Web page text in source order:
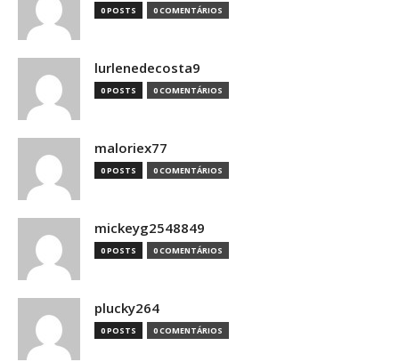
0 POSTS 0 COMENTÁRIOS
lurlenedecosta9
0 POSTS 0 COMENTÁRIOS
maloriex77
0 POSTS 0 COMENTÁRIOS
mickeyg2548849
0 POSTS 0 COMENTÁRIOS
plucky264
0 POSTS 0 COMENTÁRIOS